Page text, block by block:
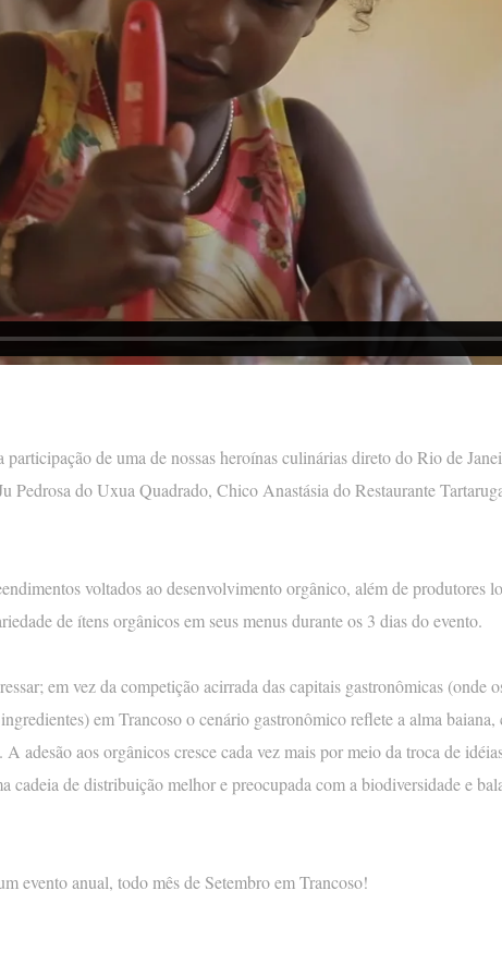
TERRAÇO DO CÉU
CASA DA ÁRVORE
SEU JOÃO
GULAB MAHAL
EUGÊNIA
CASA LUZ
de uma de nossas heroínas culinárias direto do Rio de
do Uxua Quadrado, Chico Anastásia do Restaurante
voltados ao desenvolvimento orgânico, além de produtores
de ítens orgânicos em seus menus durante os 3 dias do evento.
em vez da competição acirrada das capitais gastronômicas (onde
em Trancoso o cenário gastronômico reflete a alma baiana,
adesão aos orgânicos cresce cada vez mais por meio da troca de
cadeia de distribuição melhor e preocupada com a biodiversidade e
evento anual, todo mês de Setembro em Trancoso!